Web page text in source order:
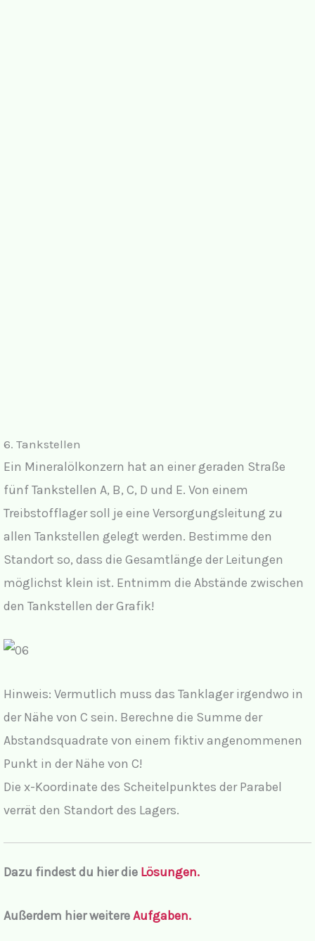
6. Tankstellen
Ein Mineralölkonzern hat an einer geraden Straße
fünf Tankstellen A, B, C, D und E. Von einem
Treibstofflager soll je eine Versorgungsleitung zu
allen Tankstellen gelegt werden. Bestimme den
Standort so, dass die Gesamtlänge der Leitungen
möglichst klein ist. Entnimm die Abstände zwischen
den Tankstellen der Grafik!
Hinweis: Vermutlich muss das Tanklager irgendwo in
der Nähe von C sein. Berechne die Summe der
Abstandsquadrate von einem fiktiv angenommenen
Punkt in der Nähe von C!
Die x-Koordinate des Scheitelpunktes der Parabel
verrät den Standort des Lagers.
Dazu findest du hier die Lösungen.
Außerdem hier weitereAufgaben.